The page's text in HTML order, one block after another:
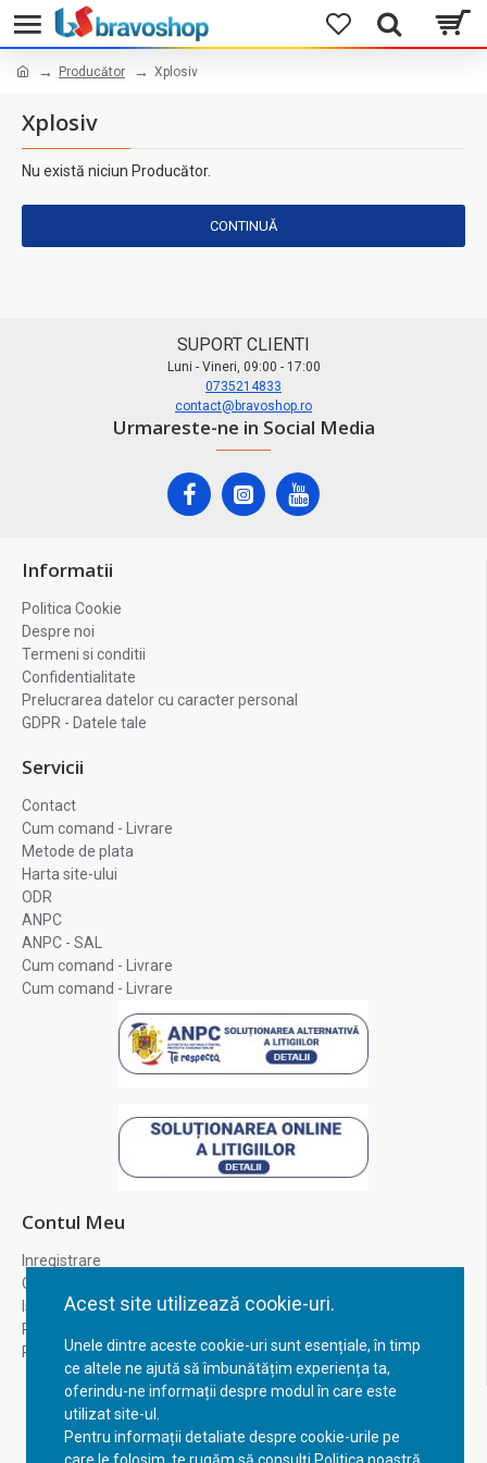
Acest site utilizează cookie-uri.
Unele dintre aceste cookie-uri sunt esențiale, în timp
ce altele ne ajută să îmbunătățim experiența ta,
oferindu-ne informații despre modul în care este
utilizat site-ul.
Pentru informații detaliate despre cookie-urile pe
Producător Xplosiv
Xplosiv
Nu există niciun Producător.
CONTINUĂ
SUPORT CLIENTI
Luni - Vineri, 09:00 - 17:00
0735214833
contact@bravoshop.ro
Urmareste-ne in Social Media
Informatii
Politica Cookie
Despre noi
Termeni si conditii
Confidentialitate
Prelucrarea datelor cu caracter personal
GDPR - Datele tale
Servicii
Contact
Cum comand - Livrare
Metode de plata
Harta site-ului
ODR
ANPC
ANPC - SAL
Cum comand - Livrare
Cum comand - Livrare
Contul Meu
Inregistrare
Contul meu
Istoric comenzi
Recuperare parola
Returnare produs